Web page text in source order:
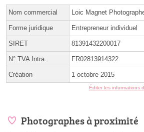
Nom commercial Loic Magnet
Forme juridique Entrepreneur individuel
SIRET 81391432200017
N° TVA Intra. FR02813914322
Création 1 octobre 2015
Éditer les informations
Photographes à proximité